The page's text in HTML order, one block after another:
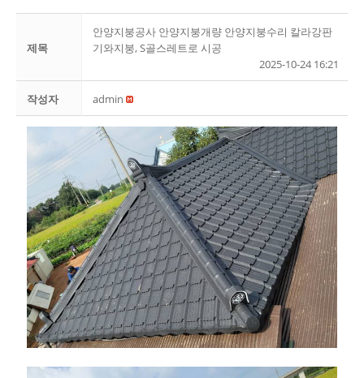
제목
안양지붕공사 안양지붕개량 안양지붕수리 칼라강판
기와지붕, S골스레트로 시공
2025-10-24 16:21
작성자 admin